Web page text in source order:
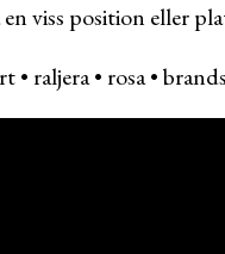
en viss position eller
• raljera• rosa•